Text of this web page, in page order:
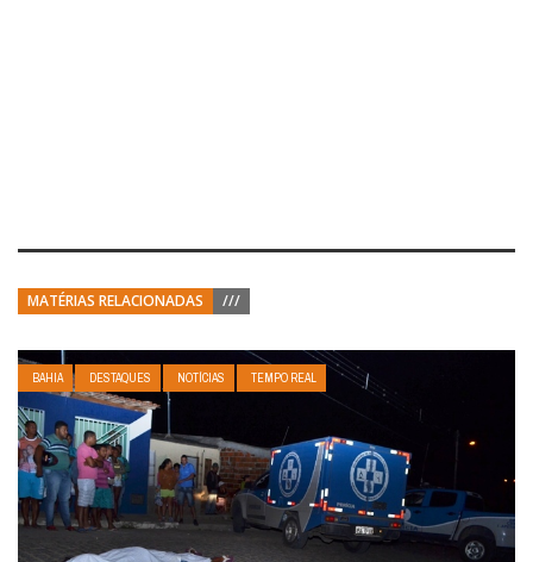
MATÉRIAS RELACIONADAS ///
BAHIA DESTAQUES NOTÍCIAS TEMPO REAL